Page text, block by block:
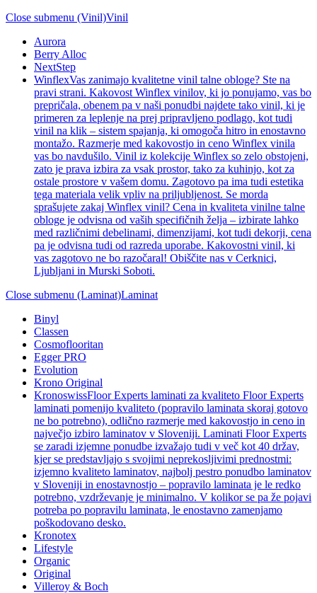
Close submenu (Vinil)Vinil
Aurora
Berry Alloc
NextStep
WinflexVas zanimajo kvalitetne vinil talne obloge? Ste na
pravi strani. Kakovost Winflex vinilov, ki jo ponujamo, vas bo
prepričala, obenem pa v naši ponudbi najdete tako vinil, ki je
primeren za leplenje na prej pripravljeno podlago, kot tudi
vinil na klik – sistem spajanja, ki omogoča hitro in enostavno
montažo. Razmerje med kakovostjo in ceno Winflex vinila
vas bo navdušilo. Vinil iz kolekcije Winflex so zelo obstojeni,
zato je prava izbira za vsak prostor, tako za kuhinjo, kot za
ostale prostore v vašem domu. Zagotovo pa ima tudi estetika
tega materiala velik vpliv na priljubljenost. Se morda
sprašujete zakaj Winflex vinil? Cena in kvaliteta vinilne talne
obloge je odvisna od vaših specifičnih želja – izbirate lahko
med različnimi debelinami, dimenzijami, kot tudi dekorji, cena
pa je odvisna tudi od razreda uporabe. Kakovostni vinil, ki
vas zagotovo ne bo razočaral! Obiščite nas v Cerknici,
Ljubljani in Murski Soboti.
Close submenu (Laminat)Laminat
Binyl
Classen
Cosmoflooritan
Egger PRO
Evolution
Krono Original
KronoswissFloor Experts laminati za kvaliteto Floor Experts
laminati pomenijo kvaliteto (popravilo laminata skoraj gotovo
ne bo potrebno), odlično razmerje med kakovostjo in ceno in
največjo izbiro laminatov v Sloveniji. Laminati Floor Experts
se zaradi izjemne ponudbe izvažajo tudi v več kot 40 držav,
kjer se predstavljajo s svojimi neprekosljivimi prednostmi:
izjemno kvaliteto laminatov, najbolj pestro ponudbo laminatov
v Sloveniji in enostavnostjo – popravilo laminata je le redko
potrebno, vzdrževanje je minimalno. V kolikor se pa že pojavi
potreba po popravilu laminata, le enostavno zamenjamo
poškodovano desko.
Kronotex
Lifestyle
Organic
Original
Villeroy & Boch